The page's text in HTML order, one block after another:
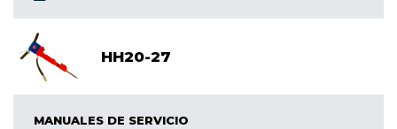
HH20-27
MANUALES DE SERVICIO